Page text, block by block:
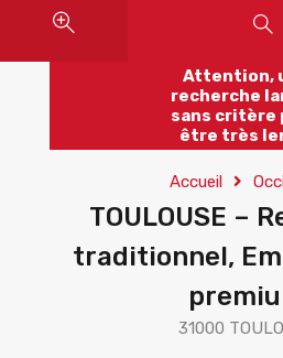
Attention,
recherche
sans critère
être très
Accueil
TOULOUSE –
traditionnel,
31000